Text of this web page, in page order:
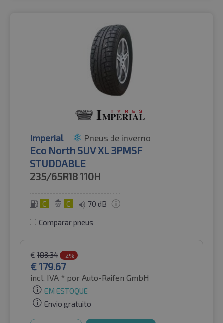
Imperial Pneus de inverno
Eco North SUV XL 3PMSF
STUDDABLE
235/65R18110H
C C 70 dB
Comparar pneus
€ 183.34 -2%
€179.67
incl. IVA * por Auto-Raifen GmbH
EM ESTOQUE
Envio gratuito